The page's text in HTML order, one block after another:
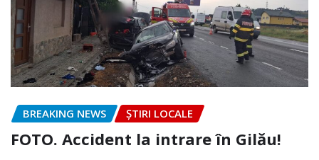
BREAKING NEWS ȘTIRI LOCALE
FOTO. Accident la intrare în Gilău!